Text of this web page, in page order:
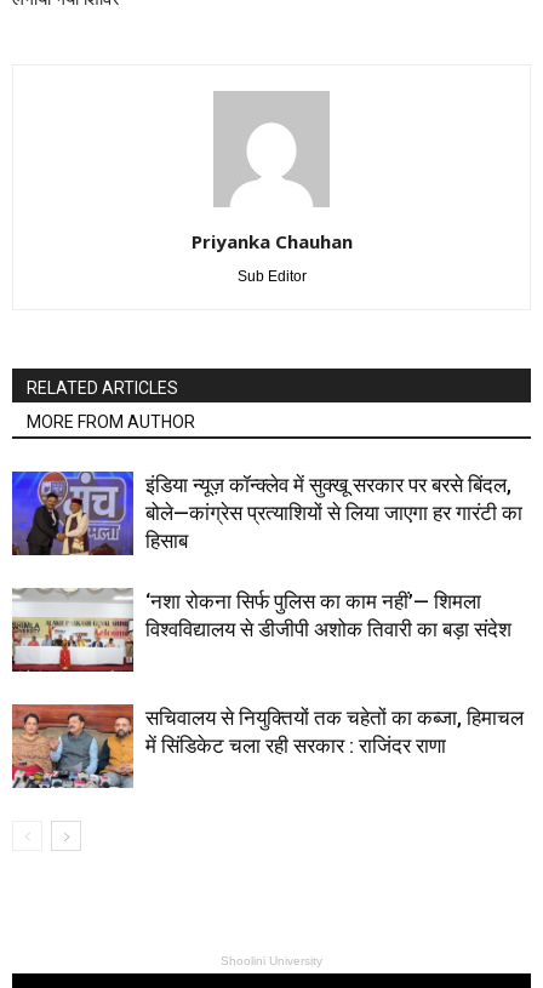
Priyanka Chauhan
Sub Editor
RELATED ARTICLES
MORE FROM AUTHOR
इंडिया न्यूज़ कॉन्क्लेव में सुक्खू सरकार पर बरसे बिंदल,
बोले—कांग्रेस प्रत्याशियों से लिया जाएगा हर गारंटी का
हिसाब
‘नशा रोकना सिर्फ पुलिस का काम नहीं’— शिमला
विश्वविद्यालय से डीजीपी अशोक तिवारी का बड़ा संदेश
सचिवालय से नियुक्तियों तक चहेतों का कब्जा, हिमाचल
में सिंडिकेट चला रही सरकार : राजिंदर राणा
Shoolini University